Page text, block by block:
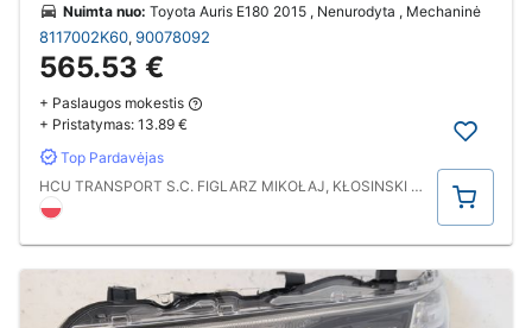
Nuimta nuo: Toyota Auris E180 2015 , Nenurodyta , Mechaninė
8117002K60, 90078092
565.53 €
+ Paslaugos mokestis
+ Pristatymas: 13.89 €
Top Pardavėjas
HCU TRANSPORT S.C. FIGLARZ MIKOŁAJ, KŁOSINSKI KRZYSZTOF
Pirkti